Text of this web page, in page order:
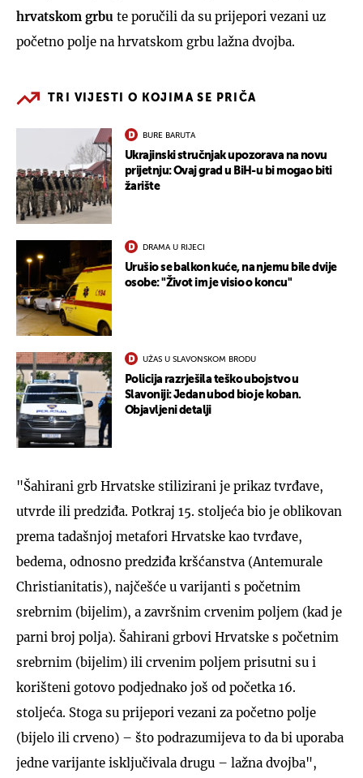
hrvatskom grbu te poručili da su prijepori vezani uz
početno polje na hrvatskom grbu lažna dvojba.
TRI VIJESTI O KOJIMA SE PRIČA
BURE BARUTA
Ukrajinski stručnjak upozorava na novu
prijetnju: Ovaj grad u BiH-u bi mogao biti
žarište
DRAMA U RIJECI
Urušio se balkon kuće, na njemu bile dvije
osobe: "Život im je visio o koncu"
UŽAS U SLAVONSKOM BRODU
Policija razrješila teško ubojstvo u
Slavoniji: Jedan ubod bio je koban.
Objavljeni detalji
"Šahirani grb Hrvatske stilizirani je prikaz tvrđave,
utvrde ili predziđa. Potkraj 15. stoljeća bio je oblikovan
prema tadašnjoj metafori Hrvatske kao tvrđave,
bedema, odnosno predziđa kršćanstva (Antemurale
Christianitatis), najčešće u varijanti s početnim
srebrnim (bijelim), a završnim crvenim poljem (kad je
parni broj polja). Šahirani grbovi Hrvatske s početnim
srebrnim (bijelim) ili crvenim poljem prisutni su i
korišteni gotovo podjednako još od početka 16.
stoljeća. Stoga su prijepori vezani za početno polje
(bijelo ili crveno) – što podrazumijeva to da bi uporaba
jedne varijante isključivala drugu – lažna dvojba",